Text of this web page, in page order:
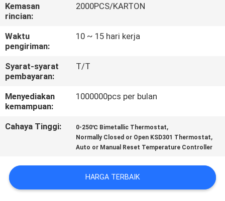
KONTROL
KUALITAS
HUBUNGI
BERITA
KASUS
Kemasan
rincian:
2000PCS/KARTON
Waktu
pengiriman:
10 ~ 15 hari kerja
Syarat-syarat
pembayaran:
T/T
Menyediakan
kemampuan:
1000000pcs per bulan
Cahaya Tinggi: 0-250℃ Bimetallic Thermostat,
Normally Closed or Open KSD301 Thermostat,
Auto or Manual Reset Temperature Controller
HARGA TERBAIK